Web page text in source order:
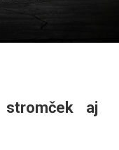
stromček aj